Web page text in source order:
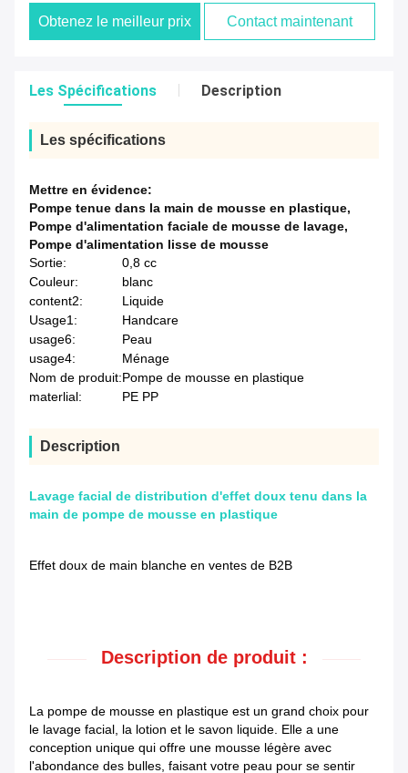
Obtenez le meilleur prix Contact maintenant
Les Spécifications Description
Les spécifications
Mettre en évidence:
Pompe tenue dans la main de mousse en plastique,
Pompe d'alimentation faciale de mousse de lavage,
Pompe d'alimentation lisse de mousse
Sortie:
0,8 cc
Couleur:
blanc
content2:
Liquide
Usage1:
Handcare
usage6:
Peau
usage4:
Ménage
Nom de produit:Pompe de mousse en plastique
materlial:
PE PP
Description
Lavage facial de distribution d'effet doux tenu dans la
main de pompe de mousse en plastique
Effet doux de main blanche en ventes de B2B
Description de produit :
La pompe de mousse en plastique est un grand choix pour
le lavage facial, la lotion et le savon liquide. Elle a une
conception unique qui offre une mousse légère avec
l'abondance des bulles, faisant votre peau pour se sentir